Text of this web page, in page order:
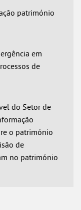
património
em
de
do Setor de
o património
de
no património